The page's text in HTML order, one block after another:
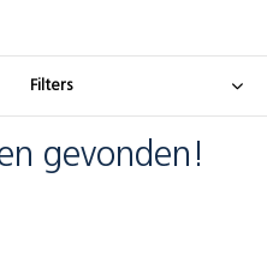
Filters
gevonden!